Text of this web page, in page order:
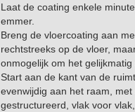
Laat de coating enkele
emmer.
Breng de vloercoating aan
rechtstreeks op de vloer,
onmogelijk om het
Start aan de kant van de
evenwijdig aan het raam,
gestructureerd, vlak voor